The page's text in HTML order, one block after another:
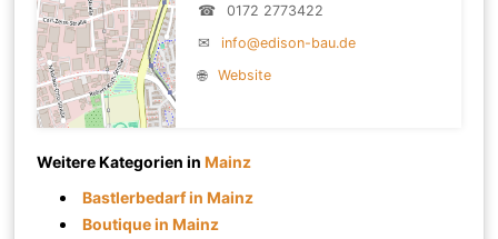
☎
0172 2773422
✉
info@edison-bau.de
🌐
Website
Weitere Kategorien inMainz
Bastlerbedarf in Mainz
Boutique in Mainz